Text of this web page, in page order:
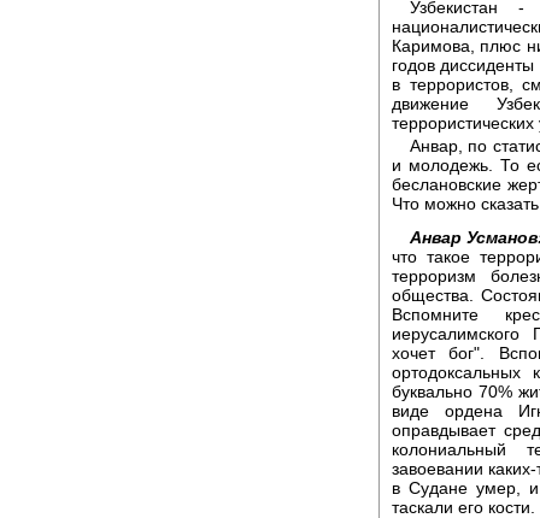
Узбекистан
Каримова, плюс
годов
в террористов,
движение
Анвар, по
и молодежь. То
беслановские
Что можно
Анвар
что такое
терроризм
общества.
Вспомните
иерусалимского
хочет бог".
ортодоксальных
буквально 70%
виде ордена
оправдывает
колониальный
завоевании
в Судане умер, и
таскали его